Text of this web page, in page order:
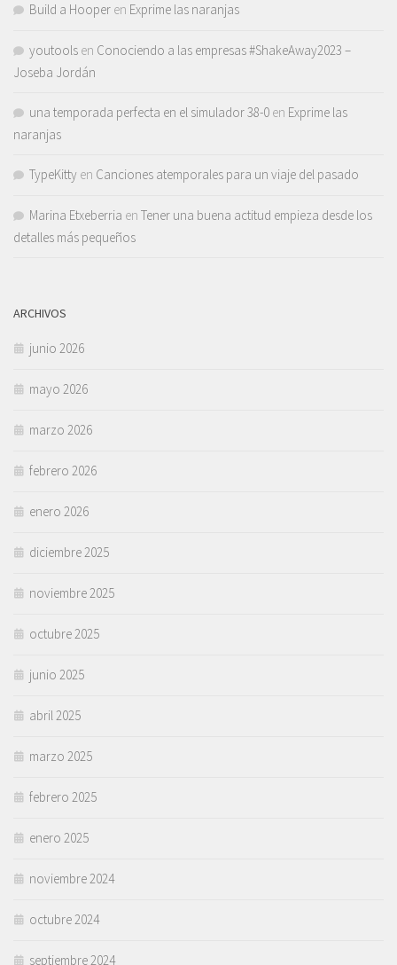
Build a Hooper en Exprime las naranjas
youtools en Conociendo a las empresas #ShakeAway2023 –
Joseba Jordán
una temporada perfecta en el simulador 38-0 en Exprime las
naranjas
TypeKitty en Canciones atemporales para un viaje del pasado
Marina Etxeberria en Tener una buena actitud empieza desde los
detalles más pequeños
ARCHIVOS
junio 2026
mayo 2026
marzo 2026
febrero 2026
enero 2026
diciembre 2025
noviembre 2025
octubre 2025
junio 2025
abril 2025
marzo 2025
febrero 2025
enero 2025
noviembre 2024
octubre 2024
septiembre 2024